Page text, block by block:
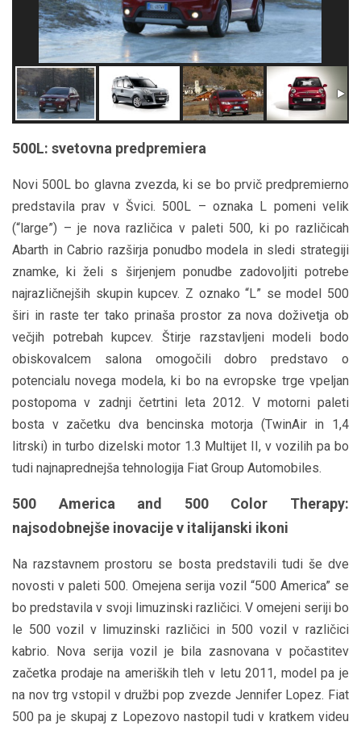
500L: svetovna predpremiera
Novi 500L bo glavna zvezda, ki se bo prvič predpremierno
predstavila prav v Švici. 500L – oznaka L pomeni velik
(“large”) – je nova različica v paleti 500, ki po različicah
Abarth in Cabrio razširja ponudbo modela in sledi strategiji
znamke, ki želi s širjenjem ponudbe zadovoljiti potrebe
najrazličnejših skupin kupcev. Z oznako “L” se model 500
širi in raste ter tako prinaša prostor za nova doživetja ob
večjih potrebah kupcev. Štirje razstavljeni modeli bodo
obiskovalcem salona omogočili dobro predstavo o
potencialu novega modela, ki bo na evropske trge vpeljan
postopoma v zadnji četrtini leta 2012. V motorni paleti
bosta v začetku dva bencinska motorja (TwinAir in 1,4
litrski) in turbo dizelski motor 1.3 Multijet II, v vozilih pa bo
tudi najnaprednejša tehnologija Fiat Group Automobiles.
500 America and 500 Color Therapy:
najsodobnejše inovacije v italijanski ikoni
Na razstavnem prostoru se bosta predstavili tudi še dve
novosti v paleti 500. Omejena serija vozil “500 America” se
bo predstavila v svoji limuzinski različici. V omejeni seriji bo
le 500 vozil v limuzinski različici in 500 vozil v različici
kabrio. Nova serija vozil je bila zasnovana v počastitev
začetka prodaje na ameriških tleh v letu 2011, model pa je
na nov trg vstopil v družbi pop zvezde Jennifer Lopez. Fiat
500 pa je skupaj z Lopezovo nastopil tudi v kratkem videu